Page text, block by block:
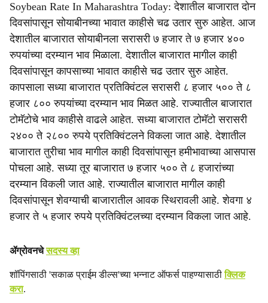
o
c
i
a
l
s
h
a
r
Soybean Rate In Maharashtra Today: देशातील बाजारात दोन
दिवसांपासून सोयाबीनच्या भावात काहीसे चढ उतार सुरु आहेत. आज
देशातील बाजारात सोयाबीनला सरासरी ७ हजार ते ७ हजार ४००
रुपयांच्या दरम्यान भाव मिळाला. देशातील बाजारात मागील काही
दिवसांपासून कापसाच्या भावात काहीसे चढ उतार सुरु आहेत.
कापसाला सध्या बाजारात प्रतिक्विंटल सरासरी ८ हजार ५०० ते ८
हजार ८०० रुपयांच्या दरम्यान भाव मिळत आहे. राज्यातील बाजारात
टोमॅटोचे भाव काहीसे वाढले आहेत. सध्या बाजारात टोमॅटो सरासरी
२४०० ते २८०० रुपये प्रतिक्विंटलने विकला जात आहे. देशातील
बाजारात तुरीचा भाव मागील काही दिवसांपासून हमीभावाच्या आसपास
पोचला आहे. सध्या तूर बाजारात ७ हजार ५०० ते ८ हजारांच्या
दरम्यान विकली जात आहे. राज्यातील बाजारात मागील काही
दिवसांपासून शेवग्याची बाजारातील आवक स्थिरावली आहे. शेवगा ४
हजार ते ५ हजार रुपये प्रतिक्विंटलच्या दरम्यान विकला जात आहे.
ॲग्रोवनचेसदस्य व्हा
शॉपिंगसाठी 'सकाळ प्राईम डील्स'च्या भन्नाट ऑफर्स पाहण्यासाठीक्लिक
करा.